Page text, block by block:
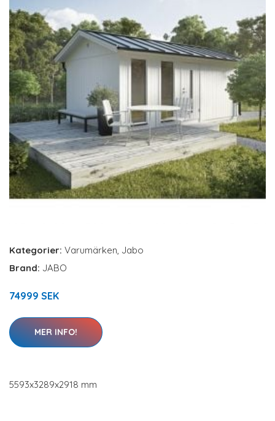
Kategorier: Varumärken, Jabo
Brand: JABO
74999 SEK
MER INFO!
5593x3289x2918 mm